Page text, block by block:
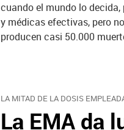
cuando el mundo lo
y médicas efectivas, pero
producen casi 50.000
LA MITAD DE LA DOSIS
La EMA da